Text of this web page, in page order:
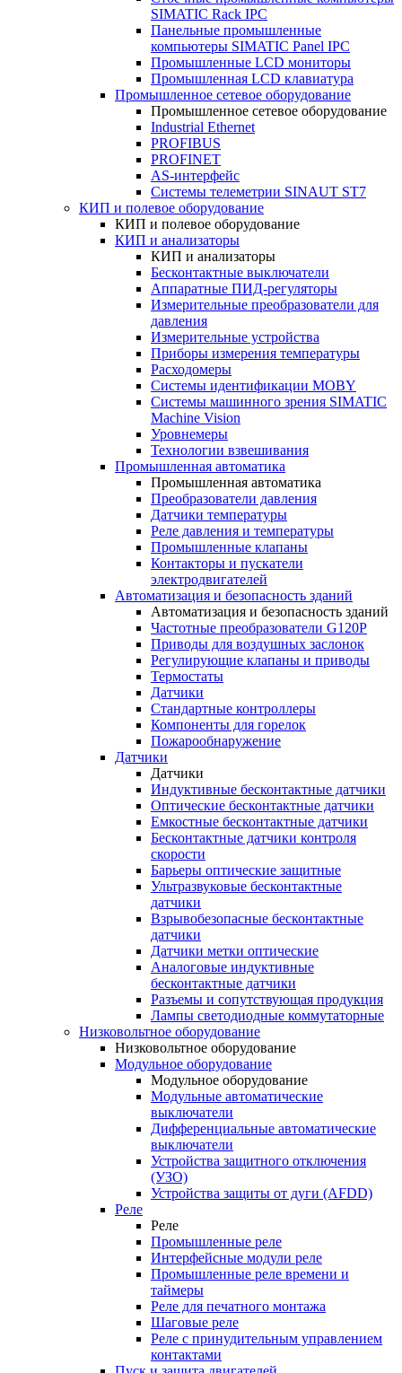
SIMATIC Rack IPC
Панельные промышленные
компьютеры SIMATIC Panel IPC
Промышленные LCD мониторы
Промышленная LCD клавиатура
Промышленное сетевое оборудование
Промышленное сетевое оборудование
Industrial Ethernet
PROFIBUS
PROFINET
AS-интерфейс
Системы телеметрии SINAUT ST7
КИП и полевое оборудование
КИП и полевое оборудование
КИП и анализаторы
КИП и анализаторы
Бесконтактные выключатели
Аппаратные ПИД-регуляторы
Измерительные преобразователи для
давления
Измерительные устройства
Приборы измерения температуры
Расходомеры
Системы идентификации MOBY
Системы машинного зрения SIMATIC
Machine Vision
Уровнемеры
Технологии взвешивания
Промышленная автоматика
Промышленная автоматика
Преобразователи давления
Датчики температуры
Реле давления и температуры
Промышленные клапаны
Контакторы и пускатели
электродвигателей
Автоматизация и безопасность зданий
Автоматизация и безопасность зданий
Частотные преобразователи G120P
Приводы для воздушных заслонок
Регулирующие клапаны и приводы
Термостаты
Датчики
Стандартные контроллеры
Компоненты для горелок
Пожарообнаружение
Датчики
Датчики
Индуктивные бесконтактные датчики
Оптические бесконтактные датчики
Емкостные бесконтактные датчики
Бесконтактные датчики контроля
скорости
Барьеры оптические защитные
Ультразвуковые бесконтактные
датчики
Взрывобезопасные бесконтактные
датчики
Датчики метки оптические
Аналоговые индуктивные
бесконтактные датчики
Разъемы и сопутствующая продукция
Лампы светодиодные коммутаторные
Низковольтное оборудование
Низковольтное оборудование
Модульное оборудование
Модульное оборудование
Модульные автоматические
выключатели
Дифференциальные автоматические
выключатели
Устройства защитного отключения
(УЗО)
Устройства защиты от дуги (AFDD)
Реле
Реле
Промышленные реле
Интерфейсные модули реле
Промышленные реле времени и
таймеры
Реле для печатного монтажа
Шаговые реле
Реле с принудительным управлением
контактами